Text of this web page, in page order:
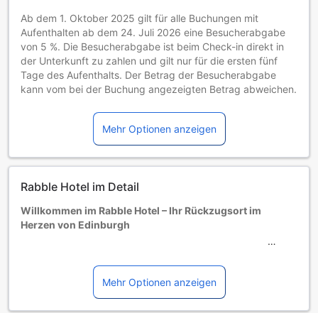
Ab dem 1. Oktober 2025 gilt für alle Buchungen mit
Aufenthalten ab dem 24. Juli 2026 eine Besucherabgabe
von 5 %. Die Besucherabgabe ist beim Check-in direkt in
der Unterkunft zu zahlen und gilt nur für die ersten fünf
Tage des Aufenthalts. Der Betrag der Besucherabgabe
kann vom bei der Buchung angezeigten Betrag abweichen.
0 bis 3 Jahre alte Kleinkinder
Übernachten kostenlos, wenn vorhandene Betten genutzt
werden. Hinweis: Kinderbetten sind in begrenzter Anzahl
verfügbar und möglicherweise mit einer Zusatzgebühr
Kinder von 4 bis einschließlich 5 Jahren
benutzt.
Gäste ab 6 Jahren gelten als Erwachsene
bitte der jeweiligen Zimmerbelegung.
Bei Buchung von mehr als 5 Zimmern könnten andere
Buchungsbestimmungen gelten und zusätzliche Gebühren
Mehr Optionen anzeigen
Rabble Hotel im Detail
Willkommen im Rabble Hotel – Ihr Rückzugsort im
Herzen von Edinburgh
einladendes 3-Sterne-Hotel im Herzen von Edinburgh,
Vereinigtes Königreich. Mit nur 10 stilvoll eingerichteten
Zimmern bietet das Hotel eine intime und persönliche
Atmosphäre, die ideal für Reisende ist, die eine ruhige
Mehr Optionen anzeigen